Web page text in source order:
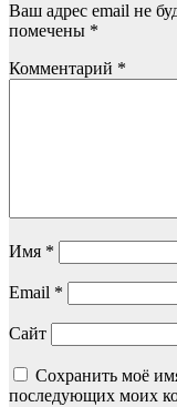
Ваш адрес email не
помечены *
Комментарий *
Имя *
Email *
Сайт
Сохранить моё
последующих моих